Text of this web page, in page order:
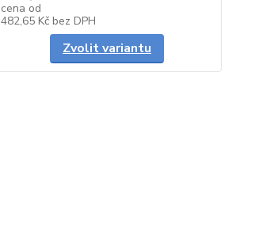
cena od
482,65 Kč bez DPH
Zvolit variantu